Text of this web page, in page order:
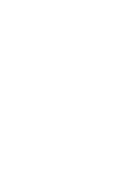
Stack
Haz preguntas
google-